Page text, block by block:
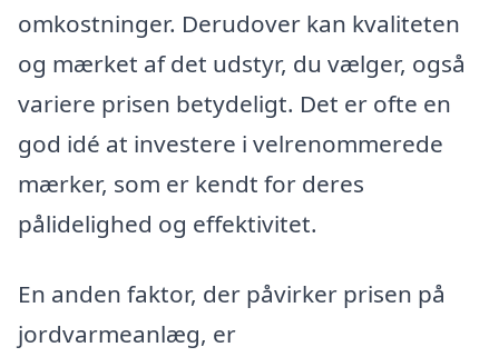
omkostninger. Derudover kan kvaliteten
og mærket af det udstyr, du vælger, også
variere prisen betydeligt. Det er ofte en
god idé at investere i velrenommerede
mærker, som er kendt for deres
pålidelighed og effektivitet.
En anden faktor, der påvirker prisen på
jordvarmeanlæg, er